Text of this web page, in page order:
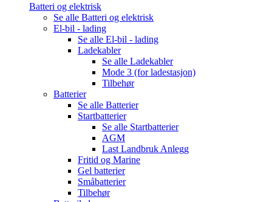
Batteri og elektrisk
Se alle Batteri og elektrisk
El-bil - lading
Se alle El-bil - lading
Ladekabler
Se alle Ladekabler
Mode 3 (for ladestasjon)
Tilbehør
Batterier
Se alle Batterier
Startbatterier
Se alle Startbatterier
AGM
Last Landbruk Anlegg
Fritid og Marine
Gel batterier
Småbatterier
Tilbehør